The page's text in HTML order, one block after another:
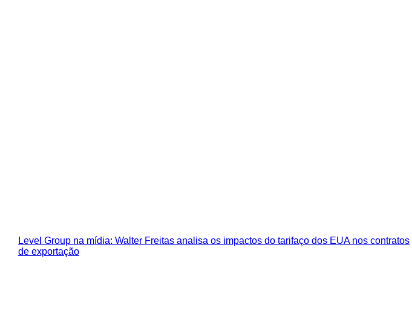
Level Group na mídia: Walter Freitas analisa os impactos do tarifaço dos EUA nos contratos
de exportação